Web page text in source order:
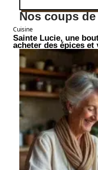
Nos coups
Cuisine
Sainte Lucie, une
acheter des épices et